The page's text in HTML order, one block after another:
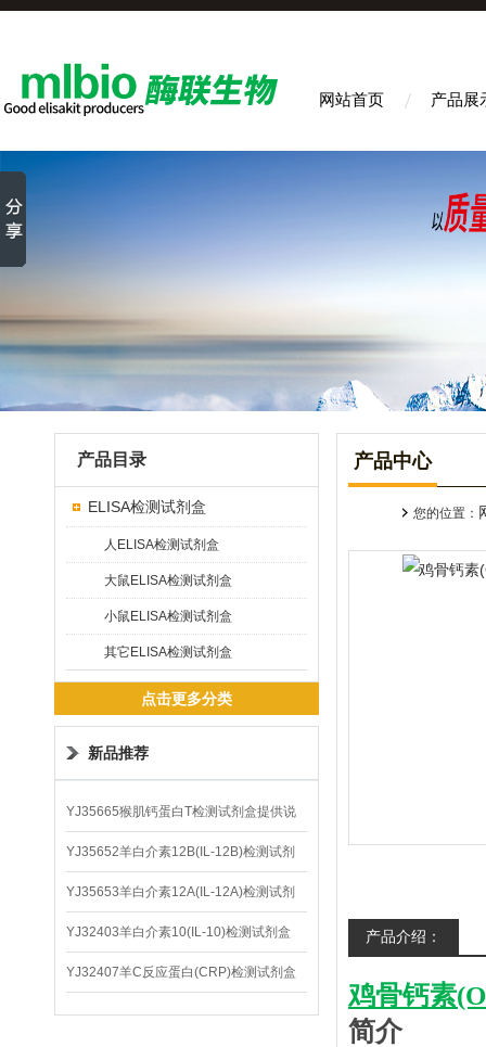
网站首页 产品展
产品目录
ELISA检测试剂盒
人ELISA检测试剂盒
大鼠ELISA检测试剂盒
小鼠ELISA检测试剂盒
其它ELISA检测试剂盒
点击更多分类
新品推荐
YJ35665猴肌钙蛋白T检测试剂盒提供说
明书
YJ35652羊白介素12B(IL-12B)检测试剂
盒
YJ35653羊白介素12A(IL-12A)检测试剂
盒
YJ32403羊白介素10(IL-10)检测试剂盒
YJ32407羊C反应蛋白(CRP)检测试剂盒
产品中心
您的位置：
产品介绍：
鸡骨钙素
简介